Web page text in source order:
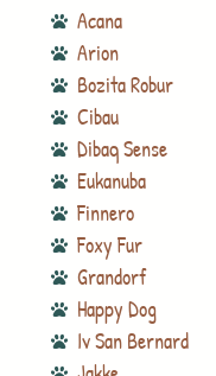
Acana
Arion
Bozita Robur
Cibau
Dibaq Sense
Eukanuba
Finnero
Foxy Fur
Grandorf
Happy Dog
Iv San Bernard